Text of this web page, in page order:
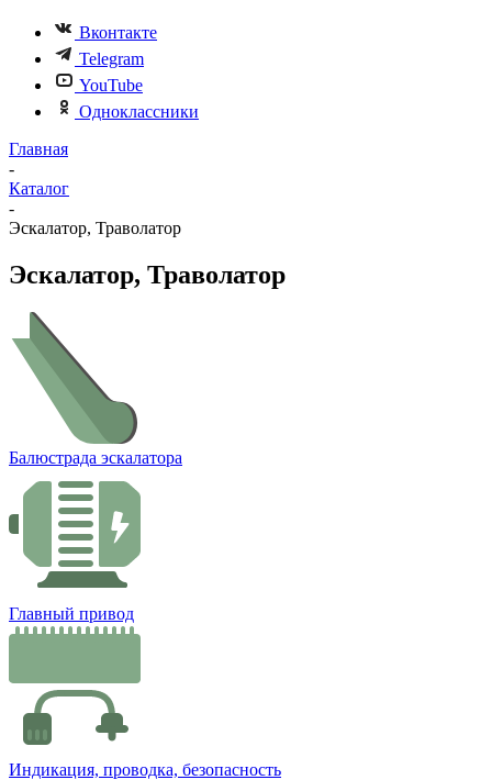
Вконтакте
Telegram
YouTube
Одноклассники
Главная
-
Каталог
-
Эскалатор, Траволатор
Эскалатор, Траволатор
Балюстрада эскалатора
Главный привод
Индикация, проводка, безопасность